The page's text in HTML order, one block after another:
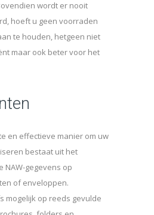
wordt er nooit
hoeft u geen voorraden
te houden, hetgeen niet
maar ook beter voor het
en effectieve manier om uw
bestaat uit het
NAW-gegevens op
of enveloppen.
mogelijk op reeds gevulde